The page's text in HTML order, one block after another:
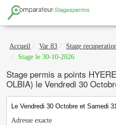
Accueil Var 83
Stage
Stage le 30-10-2026
Stage permis a points
OLBIA) le Vendredi 30
Le Vendredi 30 Octobre et Samedi
Adresse exacte